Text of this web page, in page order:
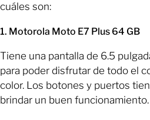
cuáles son:
1. Motorola Moto E7 Plus 64 GB
Tiene una pantalla de 6.5
para poder disfrutar de todo el
color. Los botones y puertos
brindar un buen funcionamiento.